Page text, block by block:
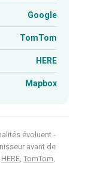
Google
TomTom
HERE
Mapbox
évoluent -
avant de
HERE, TomTom,